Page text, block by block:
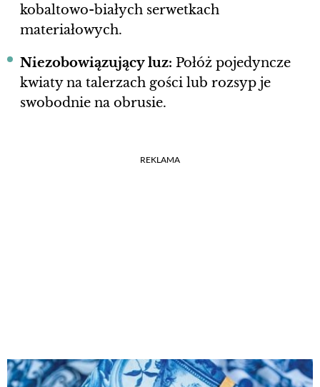
kobaltowo-białych serwetkach
materiałowych.
Niezobowiązujący luz: Połóż pojedyncze
kwiaty na talerzach gości lub rozsyp je
swobodnie na obrusie.
REKLAMA